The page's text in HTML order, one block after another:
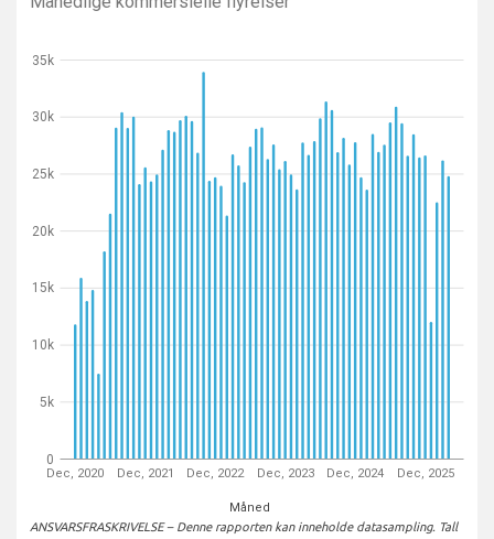
Dec, 2020 Dec, 2021 Dec, 2022 Dec, 2023 Dec, 2024 Dec, 2025
Måned
0
5k
10k
15k
20k
25k
30k
35k
ANSVARSFRASKRIVELSE – Denne rapporten kan inneholde datasampling. Tall